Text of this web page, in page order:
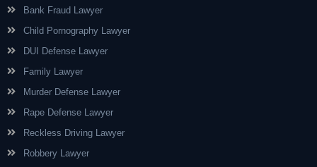
Bank Fraud Lawyer
Child Pornography Lawyer
DUI Defense Lawyer
Family Lawyer
Murder Defense Lawyer
Rape Defense Lawyer
Reckless Driving Lawyer
Robbery Lawyer